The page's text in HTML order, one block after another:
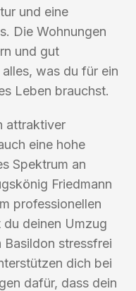
und eine
Die Wohnungen
und gut
was du für ein
Leben brauchst.
attraktiver
eine hohe
Spektrum an
Friedmann
professionellen
du deinen Umzug
stressfrei
dich bei
dafür, dass dein